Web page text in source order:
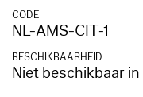
CODE
NL-AMS-CIT-1
BESCHIKBAARHEID
Niet beschikbaar